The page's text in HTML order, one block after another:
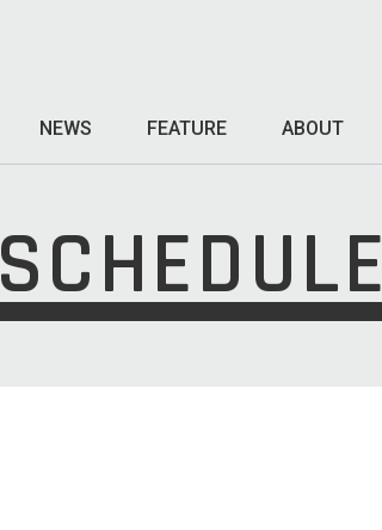
NEWS FEATURE ABOUT
SCHEDULE